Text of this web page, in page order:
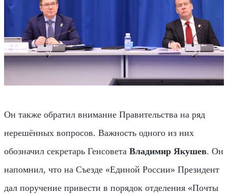
Он также обратил внимание Правительства на ряд
нерешённых вопросов. Важность одного из них
обозначил секретарь Генсовета Владимир Якушев. Он
напомнил, что на Съезде «Единой России» Президент
дал поручение привести в порядок отделения «Почты